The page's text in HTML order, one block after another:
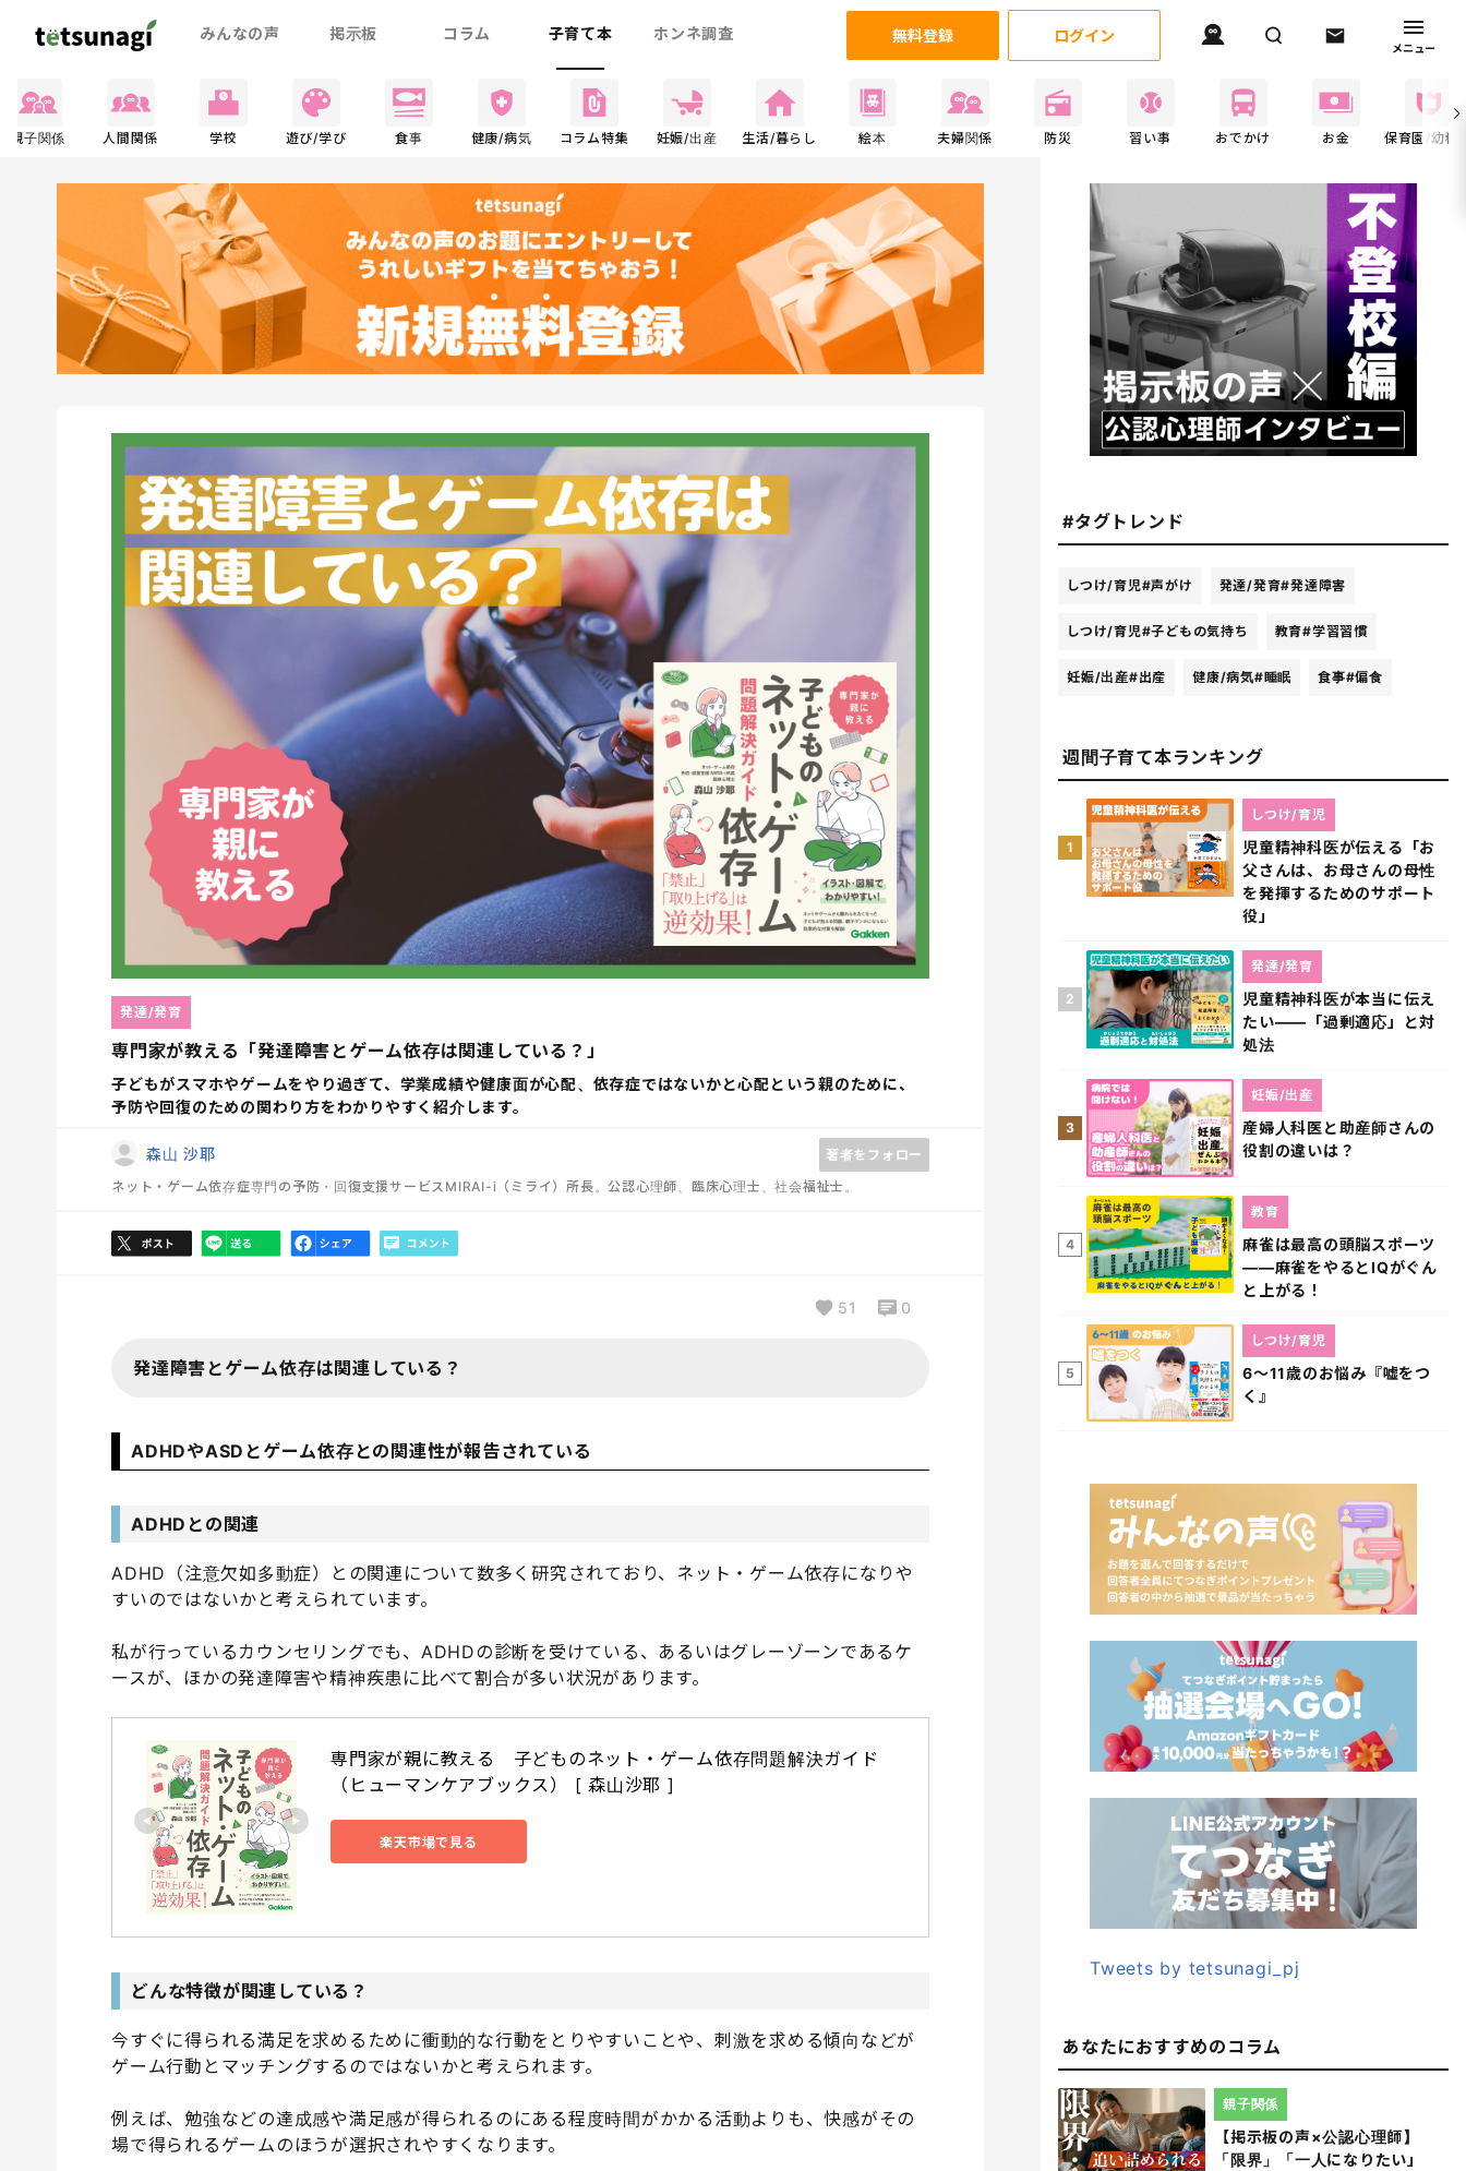
みんなの声 掲示板 コラム 子育て本 ホンネ調査 無料登録 ログイン
メニュー
親子関係 人間関係 学校 遊び/学び 食事 健康/病気 コラム特集 妊娠/出産 生活/暮らし 絵本 夫婦関係 防災 習い事 おでかけ お金 保育園/幼稚
専門家が教える「発達障害とゲーム依存は関連している？」
子どもがスマホやゲームをやり過ぎて、学業成績や健康面が心配、依存症ではないかと心配という親のために、
予防や回復のための関わり方をわかりやすく紹介します。
発達/発育
森山 沙耶
著者をフォロー
ネット・ゲーム依存症専門の予防・回復支援サービスMIRAI-i（ミライ）所長。公認心理師、臨床心理士、社会福祉士。
51 0
発達障害とゲーム依存は関連している？
ADHDやASDとゲーム依存との関連性が報告されている
ADHDとの関連
ADHD（注意欠如多動症）との関連について数多く研究されており、ネット・ゲーム依存になりや
すいのではないかと考えられています。
私が行っているカウンセリングでも、ADHDの診断を受けている、あるいはグレーゾーンであるケ
ースが、ほかの発達障害や精神疾患に比べて割合が多い状況があります。
専門家が親に教える　子どものネット・ゲーム依存問題解決ガイド
（ヒューマンケアブックス） [ 森山沙耶 ]
楽天市場で見る
どんな特徴が関連している？
今すぐに得られる満足を求めるために衝動的な行動をとりやすいことや、刺激を求める傾向などが
ゲーム行動とマッチングするのではないかと考えられます。
例えば、勉強などの達成感や満足感が得られるのにある程度時間がかかる活動よりも、快感がその
場で得られるゲームのほうが選択されやすくなります。
#タグトレンド
しつけ/育児#声がけ 発達/発育#発達障害
しつけ/育児#子どもの気持ち 教育#学習習慣
妊娠/出産#出産 健康/病気#睡眠 食事#偏食
週間子育て本ランキング
1
児童精神科医が伝える「お
父さんは、お母さんの母性
を発揮するためのサポート
役」
しつけ/育児
2
児童精神科医が本当に伝え
たい――「過剰適応」と対
処法
発達/発育
3
産婦人科医と助産師さんの
役割の違いは？
妊娠/出産
4
麻雀は最高の頭脳スポーツ
――麻雀をやるとIQがぐん
と上がる！
教育
5
6～11歳のお悩み『嘘をつ
く』
しつけ/育児
Tweets by tetsunagi_pj
あなたにおすすめのコラム
【掲示板の声×公認心理師】
「限界」「一人になりたい」
親子関係